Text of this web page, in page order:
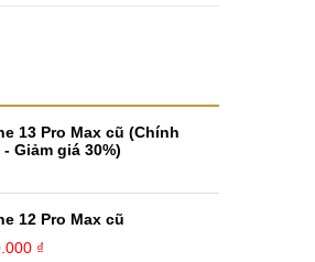
13 Pro Max cũ (Chính
Giảm giá 30%)
12 Pro Max cũ
₫